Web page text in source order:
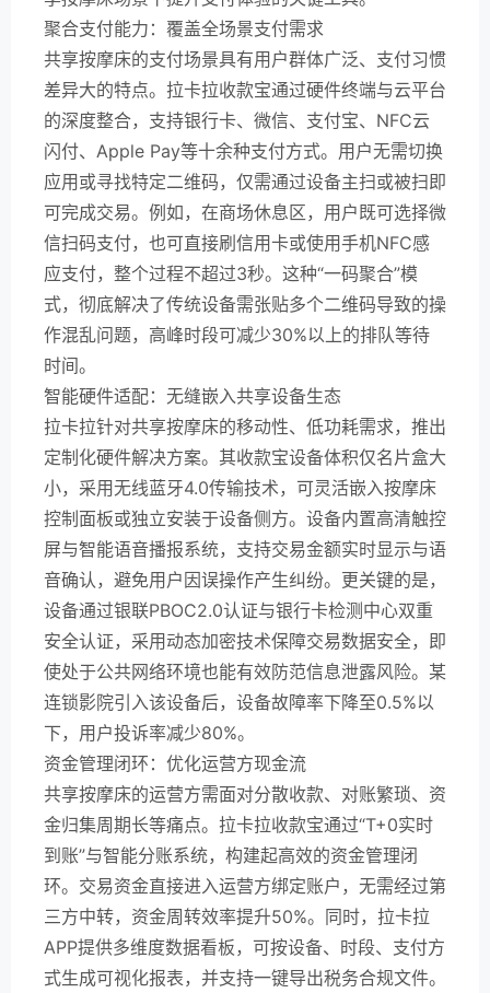
聚合支付能力：覆盖全场景支付需求
共享按摩床的支付场景具有用户群体广泛、支付习惯
差异大的特点。拉卡拉收款宝通过硬件终端与云平台
的深度整合，支持银行卡、微信、支付宝、NFC云
闪付、Apple Pay等十余种支付方式。用户无需切换
应用或寻找特定二维码，仅需通过设备主扫或被扫即
可完成交易。例如，在商场休息区，用户既可选择微
信扫码支付，也可直接刷信用卡或使用手机NFC感
应支付，整个过程不超过3秒。这种“一码聚合”模
式，彻底解决了传统设备需张贴多个二维码导致的操
作混乱问题，高峰时段可减少30%以上的排队等待
时间。
智能硬件适配：无缝嵌入共享设备生态
拉卡拉针对共享按摩床的移动性、低功耗需求，推出
定制化硬件解决方案。其收款宝设备体积仅名片盒大
小，采用无线蓝牙4.0传输技术，可灵活嵌入按摩床
控制面板或独立安装于设备侧方。设备内置高清触控
屏与智能语音播报系统，支持交易金额实时显示与语
音确认，避免用户因误操作产生纠纷。更关键的是，
设备通过银联PBOC2.0认证与银行卡检测中心双重
安全认证，采用动态加密技术保障交易数据安全，即
使处于公共网络环境也能有效防范信息泄露风险。某
连锁影院引入该设备后，设备故障率下降至0.5%以
下，用户投诉率减少80%。
资金管理闭环：优化运营方现金流
共享按摩床的运营方需面对分散收款、对账繁琐、资
金归集周期长等痛点。拉卡拉收款宝通过“T+0实时
到账”与智能分账系统，构建起高效的资金管理闭
环。交易资金直接进入运营方绑定账户，无需经过第
三方中转，资金周转效率提升50%。同时，拉卡拉
APP提供多维度数据看板，可按设备、时段、支付方
式生成可视化报表，并支持一键导出税务合规文件。